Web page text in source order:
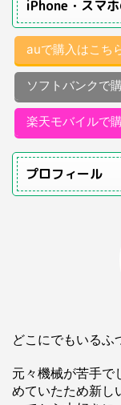
iPhone・スマ
auで購入はこち
ソフトバンクで
楽天モバイルで
プロフィール
どこにでもいるふ
元々機械が苦手で
めていたため新し